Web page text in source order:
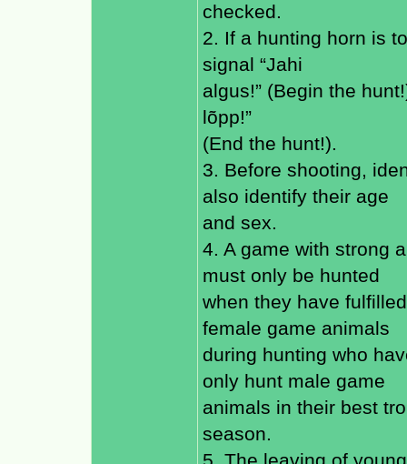
checked.
2. If a hunting horn is
signal “Jahi
algus!” (Begin the
lõpp!”
(End the hunt!).
3. Before shooting,
also identify their age
and sex.
4. A game with strong
must only be hunted
when they have
female game animals
during hunting who
only hunt male game
animals in their best
season.